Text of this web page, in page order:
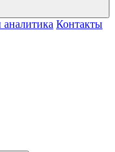
Контакты